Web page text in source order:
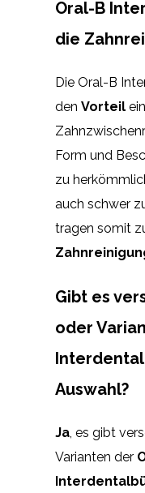
Oral-B
die
Die Oral-B
den Vorteil
Form und
zu
auch schwer
tragen somit
Gibt es
oder
Auswahl?
Ja, es gibt
Varianten der